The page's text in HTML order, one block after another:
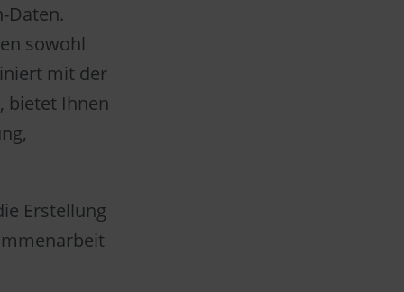
Daten.
sowohl
mit der
bietet Ihnen
Erstellung